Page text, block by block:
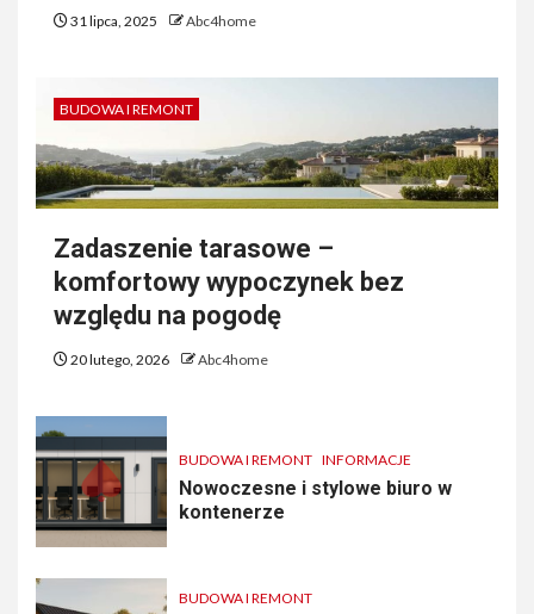
31 lipca, 2025 Abc4home
BUDOWA I REMONT
Zadaszenie tarasowe –
komfortowy wypoczynek bez
względu na pogodę
20 lutego, 2026 Abc4home
BUDOWA I REMONT INFORMACJE
Nowoczesne i stylowe biuro w
kontenerze
BUDOWA I REMONT